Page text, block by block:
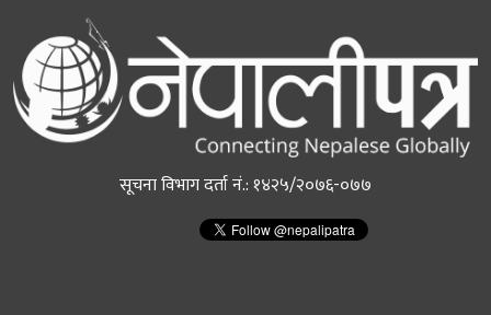
सूचना विभाग दर्ता नं.: १४२५/२०७६-०७७